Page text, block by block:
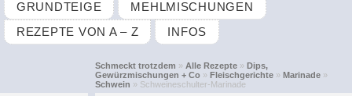
GRUNDTEIGE
MEHLMISCHUNGEN
REZEPTE VON A – Z
INFOS
Schmeckt trotzdem » Alle Rezepte» Dips,
Gewürzmischungen + Co» Fleischgerichte» Marinade»
Schwein » Schweineschulter-Marinade